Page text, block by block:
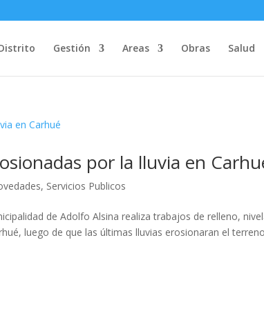
Gestión Areas Obras Salud
por la lluvia en
, Servicios Publicos
de Adolfo Alsina realiza trabajos de relleno,
luego de que las últimas lluvias erosionaran el